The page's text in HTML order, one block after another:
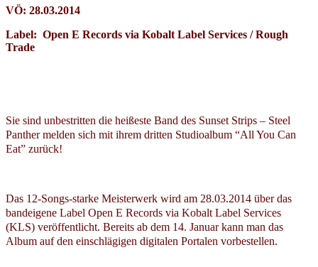
VÖ: 28.03.2014
Label: Open E Records via Kobalt Label Services / Rough
Trade
Sie sind unbestritten die heißeste Band des Sunset Strips – Steel
Panther melden sich mit ihrem dritten Studioalbum “All You Can
Eat” zurück!
Das 12-Songs-starke Meisterwerk wird am 28.03.2014 über das
bandeigene Label Open E Records via Kobalt Label Services
(KLS) veröffentlicht. Bereits ab dem 14. Januar kann man das
Album auf den einschlägigen digitalen Portalen vorbestellen.